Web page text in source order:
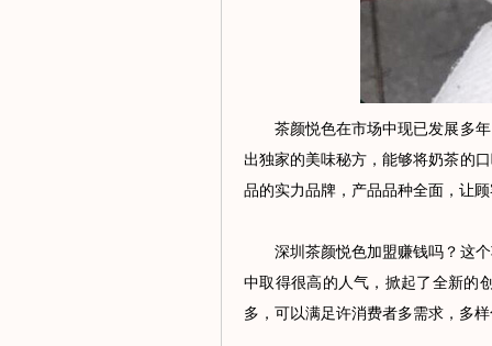
茶颜悦色在市场中现已发展多年
出独家的美味秘方，能够将奶茶的
品的实力品牌，产品品种全面，让
深圳茶颜悦色加盟赚钱吗？这个
中取得很高的人气，掀起了全新的
多，可以满足许消费者多需求，多